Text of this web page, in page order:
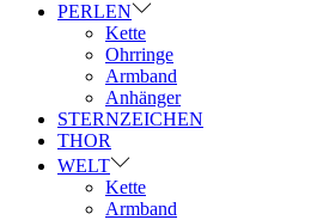
PERLEN
Kette
Ohrringe
Armband
Anhänger
STERNZEICHEN
THOR
WELT
Kette
Armband